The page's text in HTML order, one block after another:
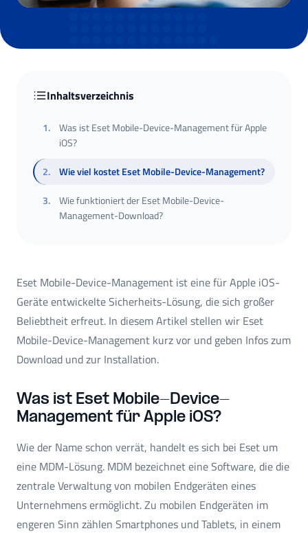
Inhaltsverzeichnis
1.
Was ist Eset Mobile-Device-Management für Apple
iOS?
2.
Wie viel kostet Eset Mobile-Device-Management?
3.
Wie funktioniert der Eset Mobile-Device-
Management-Download?
Eset Mobile-Device-Management ist eine für Apple iOS-
Geräte entwickelte Sicherheits-Lösung, die sich großer
Beliebtheit erfreut. In diesem Artikel stellen wir Eset
Mobile-Device-Management kurz vor und geben Infos zum
Download und zur Installation.
Was ist Eset Mobile-Device-
Management für Apple iOS?
Wie der Name schon verrät, handelt es sich bei Eset um
eine MDM-Lösung. MDM bezeichnet eine Software, die die
zentrale Verwaltung von mobilen Endgeräten eines
Unternehmens ermöglicht. Zu mobilen Endgeräten im
engeren Sinn zählen Smartphones und Tablets, in einem